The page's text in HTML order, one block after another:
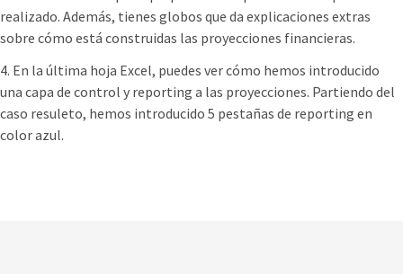
realizado. Además, tienes globos que da explicaciones extras
sobre cómo está construidas las proyecciones financieras.
4. En la última hoja Excel, puedes ver cómo hemos introducido
una capa de control y reporting a las proyecciones. Partiendo del
caso resuleto, hemos introducido 5 pestañas de reporting en
color azul.